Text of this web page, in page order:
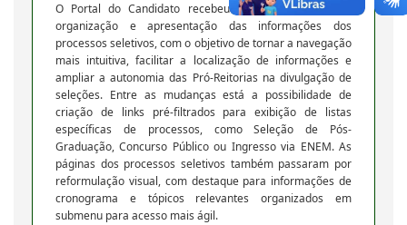
O Portal do Candidato recebeu melhorias voltadas à
organização e apresentação das informações dos
processos seletivos, com o objetivo de tornar a navegação
mais intuitiva, facilitar a localização de informações e
ampliar a autonomia das Pró-Reitorias na divulgação de
seleções. Entre as mudanças está a possibilidade de
criação de links pré-filtrados para exibição de listas
específicas de processos, como Seleção de Pós-
Graduação, Concurso Público ou Ingresso via ENEM. As
páginas dos processos seletivos também passaram por
reformulação visual, com destaque para informações de
cronograma e tópicos relevantes organizados em
submenu para acesso mais ágil.